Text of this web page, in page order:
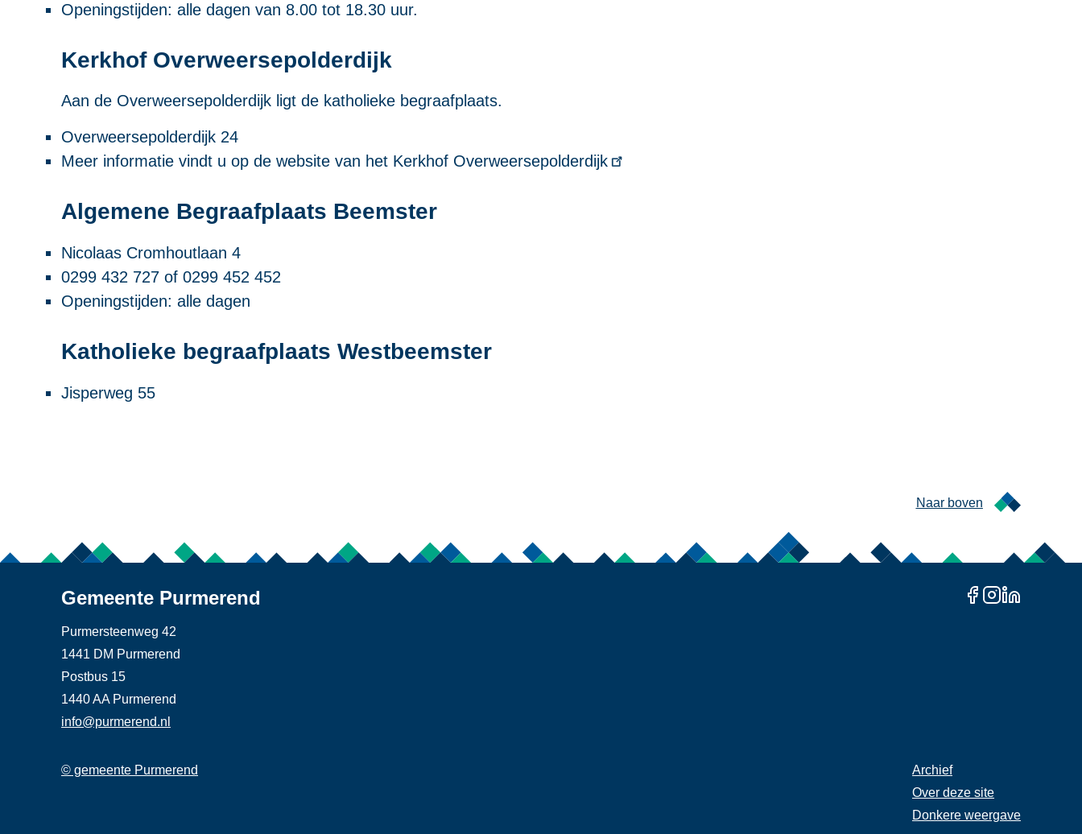
Openingstijden: alle dagen van 8.00 tot 18.30 uur.
Kerkhof Overweersepolderdijk
Aan de Overweersepolderdijk ligt de katholieke begraafplaats.
Overweersepolderdijk 24
Meer informatie vindt u op de website van het Kerkhof Overweersepolderdijk
Algemene Begraafplaats Beemster
Nicolaas Cromhoutlaan 4
0299 432 727 of 0299 452 452
Openingstijden: alle dagen
Katholieke begraafplaats Westbeemster
Jisperweg 55
Naar boven
Gemeente Purmerend
Purmersteenweg 42
1441 DM Purmerend
Postbus 15
1440 AA Purmerend
info@purmerend.nl
Linker
© gemeente Purmerend
Rechter
Footer
Archief
Over deze site
Donkere weergave